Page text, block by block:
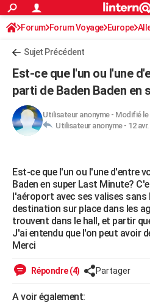
ACTUALITÉS
Politique
Société
Faits Divers
Education
Monde
Villes
+
Programme TV
Streaming
Cinéma
Sorties cinéma
Musique
FINANCE
Retraite
Impôts
Epargne
Immobilier
Risques naturels par ville
Banque
Assurance
Crédit
AUTO
Essais
Réserver un essai
Citadines
Berlines
SUV
Forum auto
HIGH-TECH
Forum
Aménagement intérieur
Extérieur
Cuisine
Salle de bains
Jardinage
Rangement
WEEK-END
Guides de France
Escapades
Patrimoine
Expositions
Musées
Week-end nature
+LIFESTYLE
Art de vivre
Bien-être
Loisirs
Mode
Modes de vie
SANTE
VOYAGE
Forum Forum Voyage Europe
Sujet Précédent
Est-ce que l'un ou l'une
parti de Baden Baden en
Utilisateur anonyme- Modifié le
Utilisateur anonyme - 12
Est-ce que l'un ou l'une d'entre
Baden en super Last Minute?
l'aéroport avec ses valises
destination sur place dans les
trouvent dans le hall, et partir
J'ai entendu que l'on peut avoir
Merci
Répondre (4) Partager
A voir également: